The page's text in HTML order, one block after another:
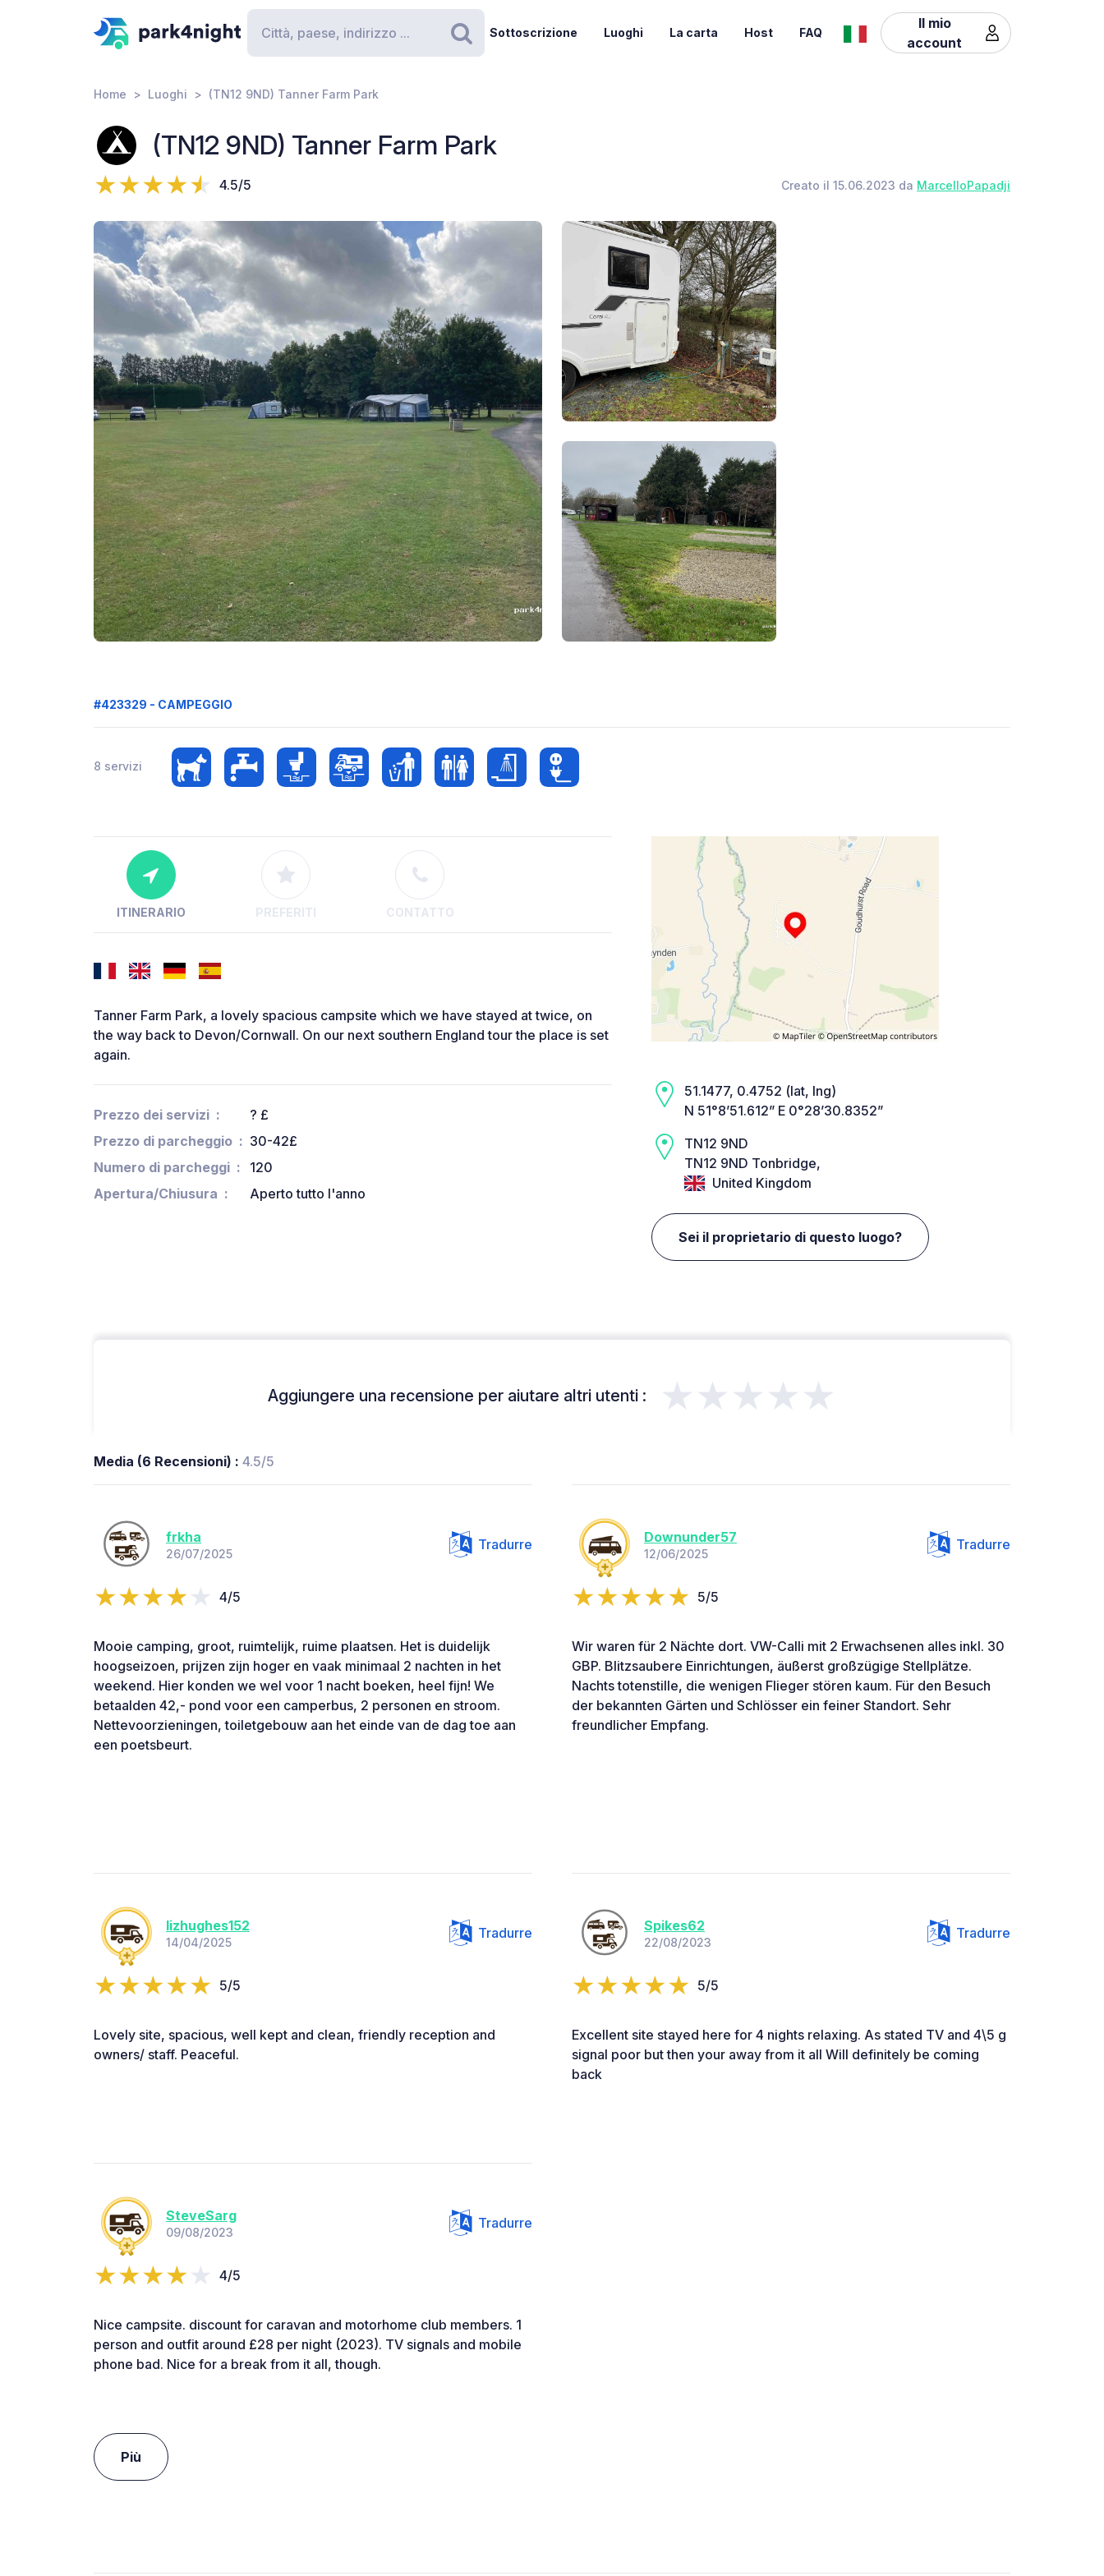
Ricerca
Sottoscrizione Luoghi La carta Host FAQ
Il mio
account
Home Luoghi (TN12 9ND) Tanner Farm Park
(TN12 9ND) Tanner Farm Park
4.5/5 Creato il 15.06.2023 da MarcelloPapadji
#423329 - CAMPEGGIO
8 servizi
ITINERARIO PREFERITI CONTATTO
Tanner Farm Park, a lovely spacious campsite which we have stayed at twice, on
the way back to Devon/Cornwall. On our next southern England tour the place is set
again.
Prezzo dei servizi
? £
Prezzo di parcheggio
30-42£
Numero di parcheggi
120
Apertura/Chiusura
Aperto tutto l'anno
51.1477, 0.4752 (lat, lng)
N 51°8’51.612” E 0°28’30.8352”
TN12 9ND
TN12 9ND Tonbridge,
United Kingdom
Sei il proprietario di questo luogo?
Aggiungere una recensione per aiutare altri utenti : ★★★★★
Media (6 Recensioni) : 4.5/5
frkha
26/07/2025
Tradurre
4/5
Mooie camping, groot, ruimtelijk, ruime plaatsen. Het is duidelijk
hoogseizoen, prijzen zijn hoger en vaak minimaal 2 nachten in het
weekend. Hier konden we wel voor 1 nacht boeken, heel fijn! We
betaalden 42,- pond voor een camperbus, 2 personen en stroom.
Nettevoorzieningen, toiletgebouw aan het einde van de dag toe aan
een poetsbeurt.
Downunder57
12/06/2025
Tradurre
5/5
Wir waren für 2 Nächte dort. VW-Calli mit 2 Erwachsenen alles inkl. 30
GBP. Blitzsaubere Einrichtungen, äußerst großzügige Stellplätze.
Nachts totenstille, die wenigen Flieger stören kaum. Für den Besuch
der bekannten Gärten und Schlösser ein feiner Standort. Sehr
freundlicher Empfang.
lizhughes152
14/04/2025
Tradurre
5/5
Lovely site, spacious, well kept and clean, friendly reception and
owners/ staff. Peaceful.
Spikes62
22/08/2023
Tradurre
5/5
Excellent site stayed here for 4 nights relaxing. As stated TV and 4\5 g
signal poor but then your away from it all Will definitely be coming
back
SteveSarg
09/08/2023
Tradurre
4/5
Nice campsite. discount for caravan and motorhome club members. 1
person and outfit around £28 per night (2023). TV signals and mobile
phone bad. Nice for a break from it all, though.
Più